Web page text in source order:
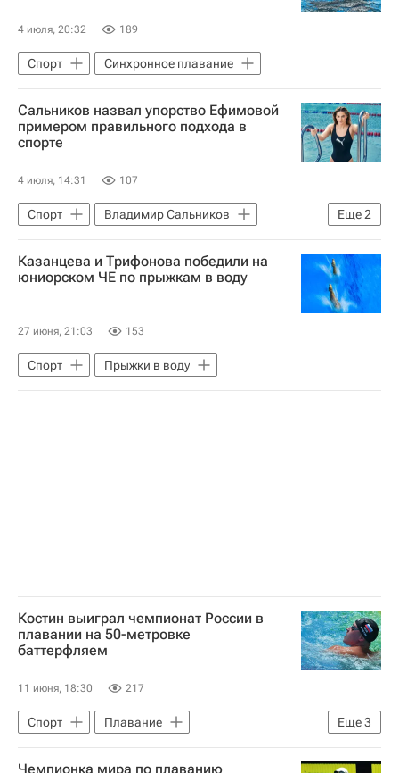
4 июля, 20:32 189
Спорт Синхронное плавание
Сальников назвал упорство Ефимовой
примером правильного подхода в
спорте
4 июля, 14:31 107
Еще2
Спорт
Владимир Сальников
Юлия Ефимова
Плавание
Казанцева и Трифонова победили на
юниорском ЧЕ по прыжкам в воду
27 июня, 21:03 153
Спорт Прыжки в воду
Костин выиграл чемпионат России в
плавании на 50-метровке
баттерфляем
11 июня, 18:30 217
Еще3
Спорт
Плавание
Олег Костин (пловец)
Арина Суркова
Чемпионка мира по плаванию